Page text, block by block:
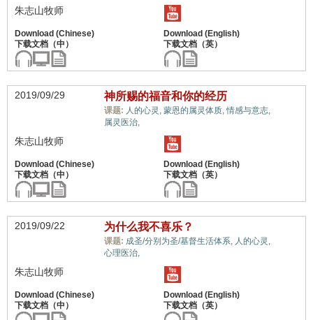
朱志山牧师
2019/09/29 神所赐的福音和你的经历
课题: 人的心灵, 蒙恩的属灵体质,情感与意志,
属灵医治,
朱志山牧师
2019/09/22 为什么我不喜乐？
课题: 成圣/分别为圣/基督生活体系, 人的心灵,
心理医治,
朱志山牧师